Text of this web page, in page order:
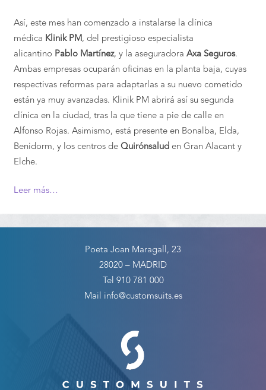
Así, este mes han comenzado a instalarse la clínica
médica Klinik PM, del prestigioso especialista
alicantino Pablo Martínez, y la aseguradora Axa Seguros.
Ambas empresas ocuparán oficinas en la planta baja, cuyas
respectivas reformas para adaptarlas a su nuevo cometido
están ya muy avanzadas. Klinik PM abrirá así su segunda
clínica en la ciudad, tras la que tiene a pie de calle en
Alfonso Rojas. Asimismo, está presente en Bonalba, Elda,
Benidorm, y los centros de Quirónsalud en Gran Alacant y
Elche.
Leer más…
Poeta Joan Maragall, 23
28020 – MADRID
Tel 910 781 000
Mail info@customsuits.es